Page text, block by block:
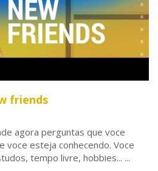
friends
agora perguntas que voce
voce esteja conhecendo. Voce
tempo livre, hobbies... ...